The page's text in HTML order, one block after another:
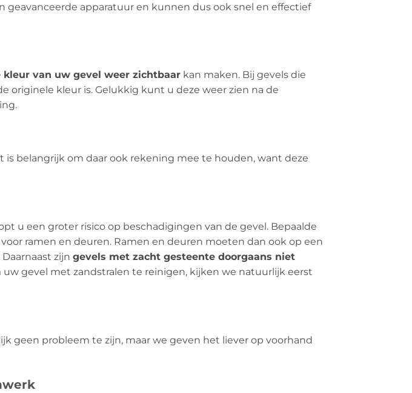
apparatuur en kunnen dus ook snel en effectief
kleur van uw gevel weer zichtbaar kan maken. Bij gevels die
kleur is. Gelukkig kunt u deze weer zien na de
belangrijk om daar ook rekening mee te houden, want deze
u een groter risico op beschadigingen van de gevel. Bepaalde
ramen en deuren. Ramen en deuren moeten dan ook op een
zijn gevels met zacht gesteente doorgaans niet
gevel met zandstralen te reinigen, kijken we natuurlijk eerst
geen probleem te zijn, maar we geven het liever op voorhand